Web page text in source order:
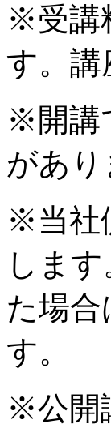
※受講
す。講
※開講
があり
※当社
しま
た場
す。
※公開